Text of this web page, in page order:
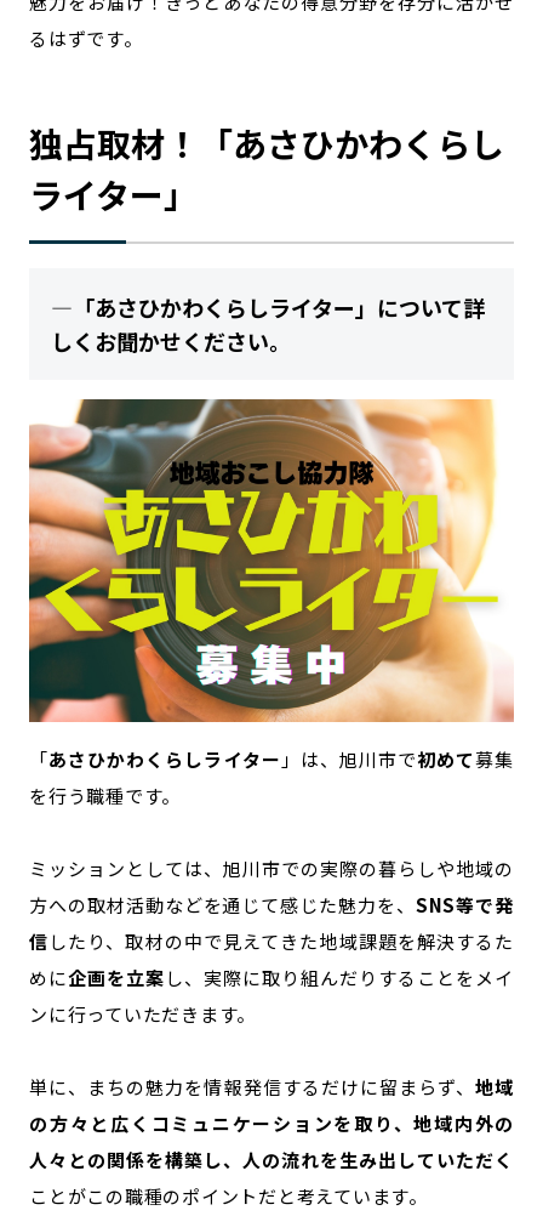
カテゴリから探す
プレスリリース
行政連携記事
MILCプロジェクト
Localist
Sporkle
「人」から探す
記事ライター アンバサダー
お問い合わせ 会社概要
るはずです。
独占取材！「あさひかわくらし
ライター」
― 「あさひかわくらしライター」について詳
しくお聞かせください。
「あさひかわくらしライター 」は、旭川市で初めて募集
を行う職種です。
ミッションとしては、旭川市での実際の暮らしや地域の
方への取材活動などを通じて感じた魅力を、 SNS等で発
信したり、取材の中で見えてきた地域課題を解決するた
めに企画を立案し、実際に取り組んだりすることをメイ
ンに行っていただきます。
単に、まちの魅力を情報発信するだけに留まらず、地域
の方々と広くコミュニケーションを取り、地域内外の
人々との関係を構築し、人の流れを生み出していただく
ことがこの職種のポイントだと考えています。